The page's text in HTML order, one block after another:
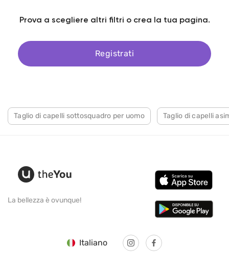
Prova a scegliere altri filtri o crea la tua pagina.
Registrati
Taglio di capelli sottosquadro per uomo Taglio di capelli
La bellezza è ovunque!
Italiano